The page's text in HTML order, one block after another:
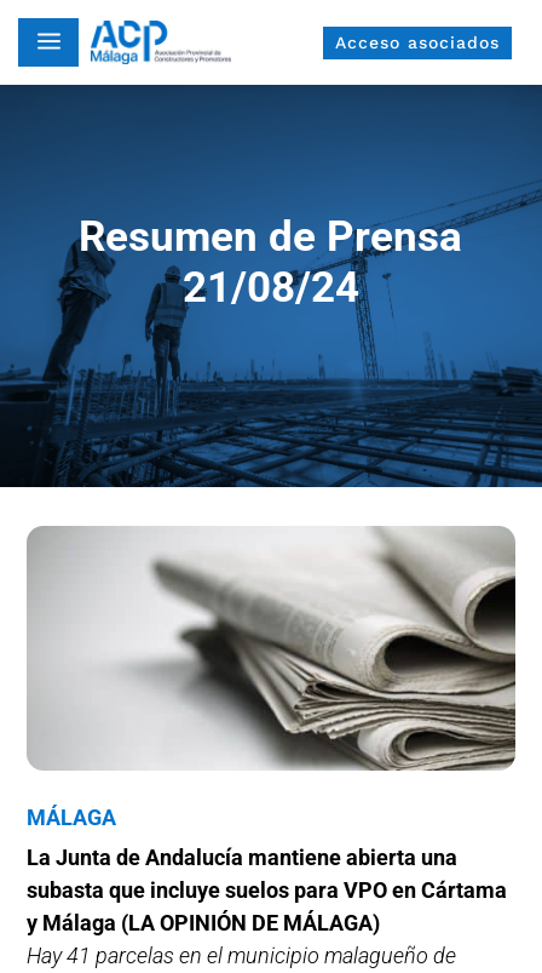
a Acceso asociados
Resumen de Prensa
21/08/24
MÁLAGA
La Junta de Andalucía mantiene abierta una
subasta que incluye suelos para VPO en Cártama
y Málaga (LA OPINIÓN DE MÁLAGA)
Hay 41 parcelas en el municipio malagueño de